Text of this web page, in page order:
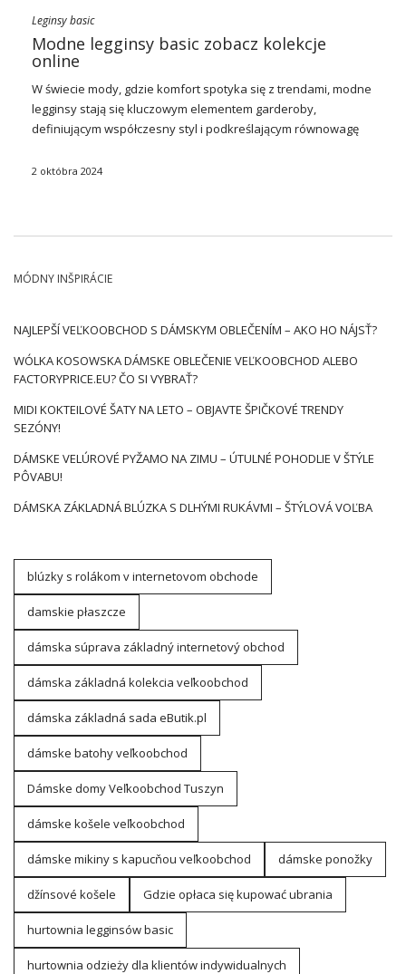
Leginsy basic
Modne legginsy basic zobacz kolekcje
online
W świecie mody, gdzie komfort spotyka się z trendami, modne
legginsy stają się kluczowym elementem garderoby,
definiującym współczesny styl i podkreślającym równowagę
sportowego przeznaczenia, przekształciły się w uniwersalny
2 októbra 2024
MÓDNY INŠPIRÁCIE
NAJLEPŠÍ VEĽKOOBCHOD S DÁMSKYM OBLEČENÍM – AKO HO NÁJSŤ?
WÓLKA KOSOWSKA DÁMSKE OBLEČENIE VEĽKOOBCHOD ALEBO
FACTORYPRICE.EU? ČO SI VYBRAŤ?
MIDI KOKTEILOVÉ ŠATY NA LETO – OBJAVTE ŠPIČKOVÉ TRENDY
SEZÓNY!
DÁMSKE VELÚROVÉ PYŽAMO NA ZIMU – ÚTULNÉ POHODLIE V ŠTÝLE
PÔVABU!
DÁMSKA ZÁKLADNÁ BLÚZKA S DLHÝMI RUKÁVMI – ŠTÝLOVÁ VOĽBA
blúzky s rolákom v internetovom obchode
damskie płaszcze
dámska súprava základný internetový obchod
dámska základná kolekcia veľkoobchod
dámska základná sada eButik.pl
dámske batohy veľkoobchod
Dámske domy Veľkoobchod Tuszyn
dámske košele veľkoobchod
dámske mikiny s kapucňou veľkoobchod dámske ponožky
džínsové košele Gdzie opłaca się kupować ubrania
hurtownia legginsów basic
hurtownia odzieży dla klientów indywidualnych